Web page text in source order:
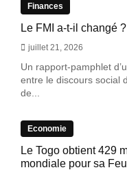
Finances
Le FMI a-t-il changé ?
juillet 21, 2026
Un rapport-pamphlet
entre le discours social
de...
Economie
Le Togo obtient 429
mondiale pour sa